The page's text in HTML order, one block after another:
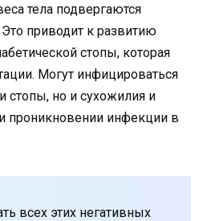
тела подвергаются
приводит к развитию
стопы, которая
Могут инфицироваться
стопы, но и сухожилия и
проникновении инфекции в
всех этих негативных